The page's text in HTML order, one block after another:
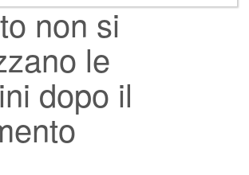
non si
le
dopo il